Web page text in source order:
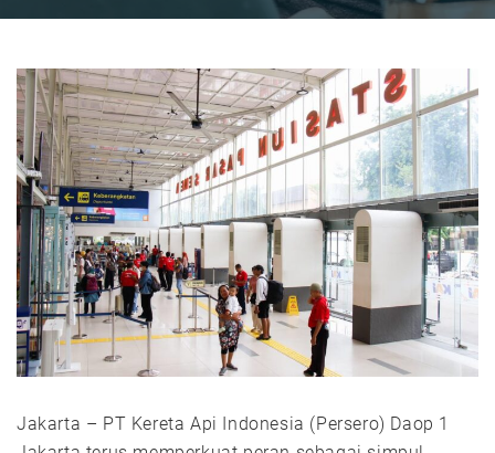
Jakarta – PT Kereta Api Indonesia (Persero) Daop 1